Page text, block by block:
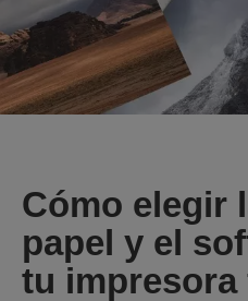
Cómo elegir
papel y el
tu